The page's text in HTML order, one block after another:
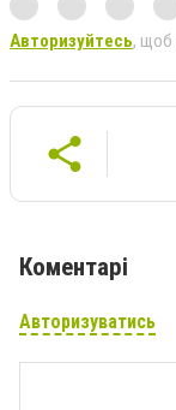
Авторизуйтесь, щоб
Коментарі
Авторизуватись